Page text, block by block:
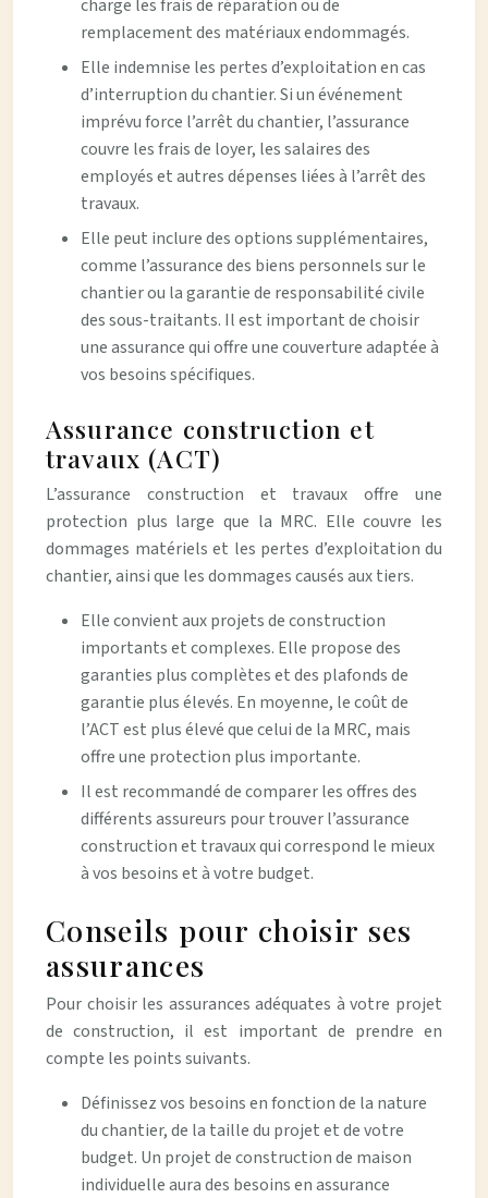
charge les frais de réparation ou de
remplacement des matériaux endommagés.
Elle indemnise les pertes d’exploitation en cas
d’interruption du chantier. Si un événement
imprévu force l’arrêt du chantier, l’assurance
couvre les frais de loyer, les salaires des
employés et autres dépenses liées à l’arrêt des
travaux.
Elle peut inclure des options supplémentaires,
comme l’assurance des biens personnels sur le
chantier ou la garantie de responsabilité civile
des sous-traitants. Il est important de choisir
une assurance qui offre une couverture adaptée à
vos besoins spécifiques.
Assurance construction et
travaux (ACT)
L’assurance construction et travaux offre une
protection plus large que la MRC. Elle couvre les
dommages matériels et les pertes d’exploitation du
chantier, ainsi que les dommages causés aux tiers.
Elle convient aux projets de construction
importants et complexes. Elle propose des
garanties plus complètes et des plafonds de
garantie plus élevés. En moyenne, le coût de
l’ACT est plus élevé que celui de la MRC, mais
offre une protection plus importante.
Il est recommandé de comparer les offres des
différents assureurs pour trouver l’assurance
construction et travaux qui correspond le mieux
à vos besoins et à votre budget.
Conseils pour choisir ses
assurances
Pour choisir les assurances adéquates à votre projet
de construction, il est important de prendre en
compte les points suivants.
Définissez vos besoins en fonction de la nature
du chantier, de la taille du projet et de votre
budget. Un projet de construction de maison
individuelle aura des besoins en assurance